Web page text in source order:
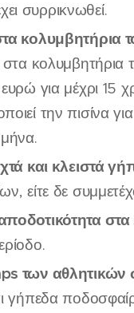
συρρικνωθεί.
κολυμβητήρια
στα
για μέχρι 15
την πισίνα
και κλειστά
είτε δε
στα
των
γήπεδα